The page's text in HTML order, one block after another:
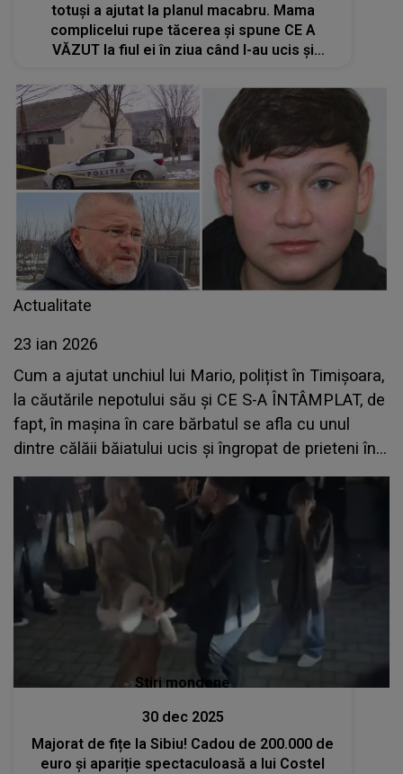
totuși a ajutat la planul macabru. Mama
complicelui rupe tăcerea și spune CE A
VĂZUT la fiul ei în ziua când l-au ucis și
case: "S-a panicat, nu a mai..."
Actualitate
23 ian 2026
Cum a ajutat unchiul lui Mario, polițist în Timișoara,
la căutările nepotului său și CE S-A ÎNTÂMPLAT, de
fapt, în mașina în care bărbatul se afla cu unul
dintre călăii băiatului ucis și îngropat de prieteni în
curtea unei case: "Nicio urmă de..."
Stiri mondene
30 dec 2025
Majorat de fițe la Sibiu! Cadou de 200.000 de
euro și apariție spectaculoasă a lui Costel